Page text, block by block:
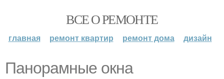
ВСЕ О РЕМОНТЕ
главная ремонт квартир ремонт дома дизайн
Панорамные окна